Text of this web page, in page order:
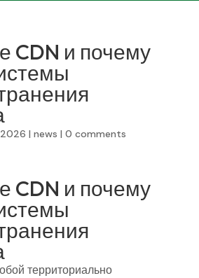
CDN и почему
2026 | news | 0 comments
CDN и почему
территориально